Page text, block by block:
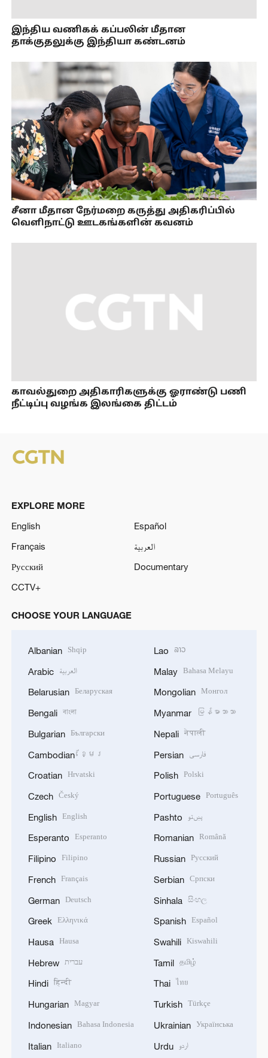
இந்திய வணிகக் கப்பலின் மீதான
தாக்குதலுக்கு இந்தியா கண்டனம்
சீனா மீதான நேர்மறை கருத்து அதிகரிப்பில்
வெளிநாட்டு ஊடகங்களின் கவனம்
காவல்துறை அதிகாரிகளுக்கு ஓராண்டு பணி
நீட்டிப்பு வழங்க இலங்கை திட்டம்
EXPLORE MORE
English
Español
Français
العربية
Русский
Documentary
CCTV+
CHOOSE YOUR LANGUAGE
Albanian Shqip
Arabic العربية
Belarusian Беларуская
Bengali বাংলা
Bulgarian Български
Cambodian ខ្មែរ
Croatian Hrvatski
Czech Český
English English
Esperanto Esperanto
Filipino Filipino
French Français
German Deutsch
Greek Ελληνικά
Hausa Hausa
Hebrew עברית
Hindi हिन्दी
Hungarian Magyar
Indonesian Bahasa Indonesia
Italian Italiano
Lao ລາວ
Malay Bahasa Melayu
Mongolian Монгол
Myanmar မြန်မာဘာသာ
Nepali नेपाली
Persian فارسی
Polish Polski
Portuguese Português
Pashto پښتو
Romanian Română
Russian Русский
Serbian Српски
Sinhala සිංහල
Spanish Español
Swahili Kiswahili
Tamil தமிழ்
Thai ไทย
Turkish Türkçe
Ukrainian Українська
Urdu اردو